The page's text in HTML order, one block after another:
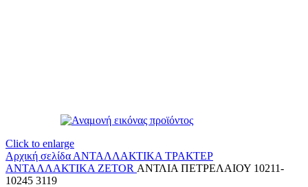
Click to enlarge
Αρχική σελίδα ΑΝΤΑΛΛΑΚΤΙΚΑ ΤΡΑΚΤΕΡ
ΑΝΤΑΛΛΑΚΤΙΚΑ ZETOR ΑΝΤΛΙΑ ΠΕΤΡΕΛΑΙΟΥ 10211-
10245 3119